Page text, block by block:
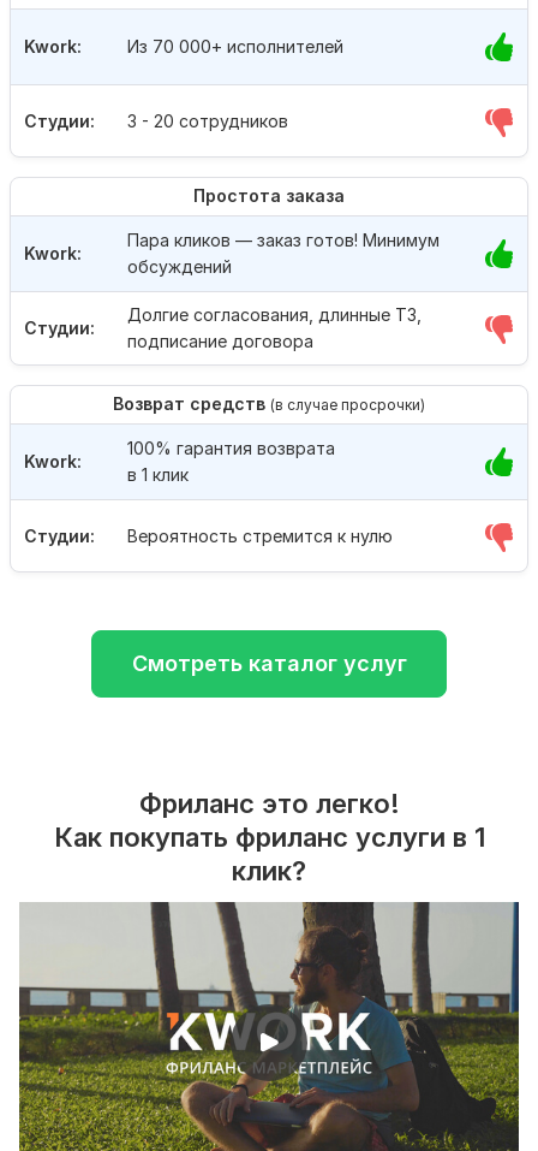
Студии: 3 - 20 сотрудников
Kwork: Из 70 000+ исполнителей
Простота заказа
Студии:
Долгие согласования, длинные ТЗ,
подписание договора
Kwork:
Пара кликов — заказ готов! Минимум
обсуждений
Возврат средств (в случае просрочки)
Студии: Вероятность стремится к нулю
Kwork:
100% гарантия возврата
в 1 клик
Смотреть каталог услуг
Фриланс это легко!
Как покупать фриланс услуги в 1
клик?